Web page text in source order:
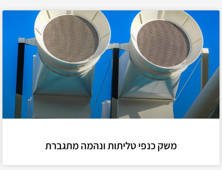
משק כנפי טליתות ונהמה מתגברת